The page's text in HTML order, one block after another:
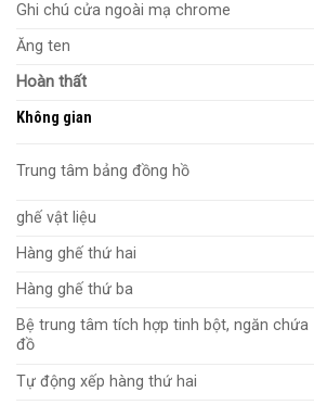
Ghi chú cửa ngoài mạ chrome
Ăng ten
Hoàn thất
Không gian
Trung tâm bảng đồng hồ
ghế vật liệu
Hàng ghế thứ hai
Hàng ghế thứ ba
Bệ trung tâm tích hợp tinh bột, ngăn chứa
đồ
Tự động xếp hàng thứ hai